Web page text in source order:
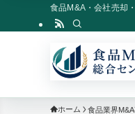
食品M&A・会社売却
ホーム 食品業界